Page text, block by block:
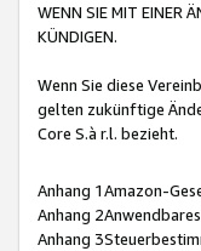
WENN SIE MIT EINER
KÜNDIGEN.
Wenn Sie diese
gelten zukünftige
Core S.à r.l. bezieht.
Anhang 1Amazon-
Anhang
Anhang